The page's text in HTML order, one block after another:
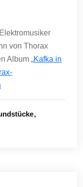
von Thorax
Album „Kafka in